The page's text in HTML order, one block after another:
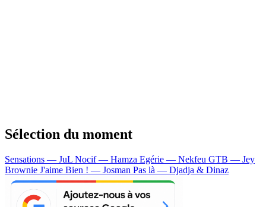
Sélection du moment
Sensations — JuL Nocif — Hamza Egérie — Nekfeu GTB — Jey
Brownie J'aime Bien ! — Josman Pas là — Djadja & Dinaz